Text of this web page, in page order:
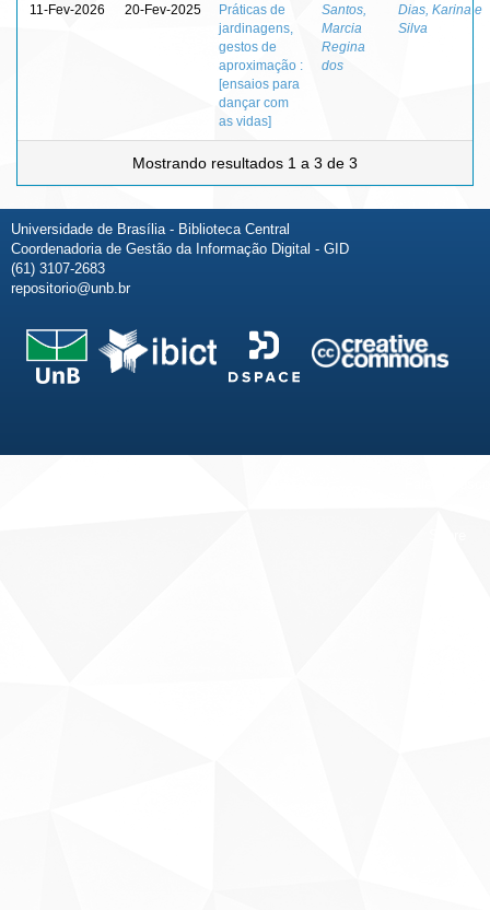
11-Fev-2026 20-Fev-2025
Práticas de
jardinagens,
gestos de
aproximação :
[ensaios para
dançar com
as vidas]
Santos,
Marcia
Regina
dos
Dias, Karina e
Silva
Mostrando resultados 1 a 3 de 3
Universidade de Brasília - Biblioteca Central
Coordenadoria de Gestão da Informação Digital - GID
(61) 3107-2683
repositorio@unb.br